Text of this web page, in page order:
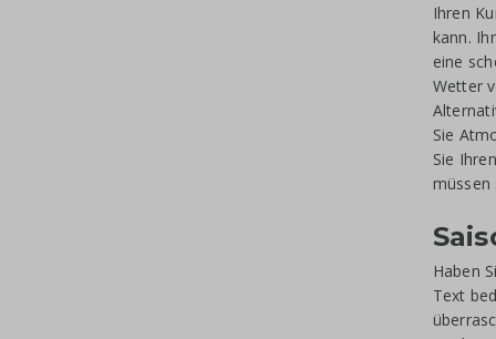
Ihren
kann.
eine
Wetter
Sie
Sie
müssen
Haben
Text